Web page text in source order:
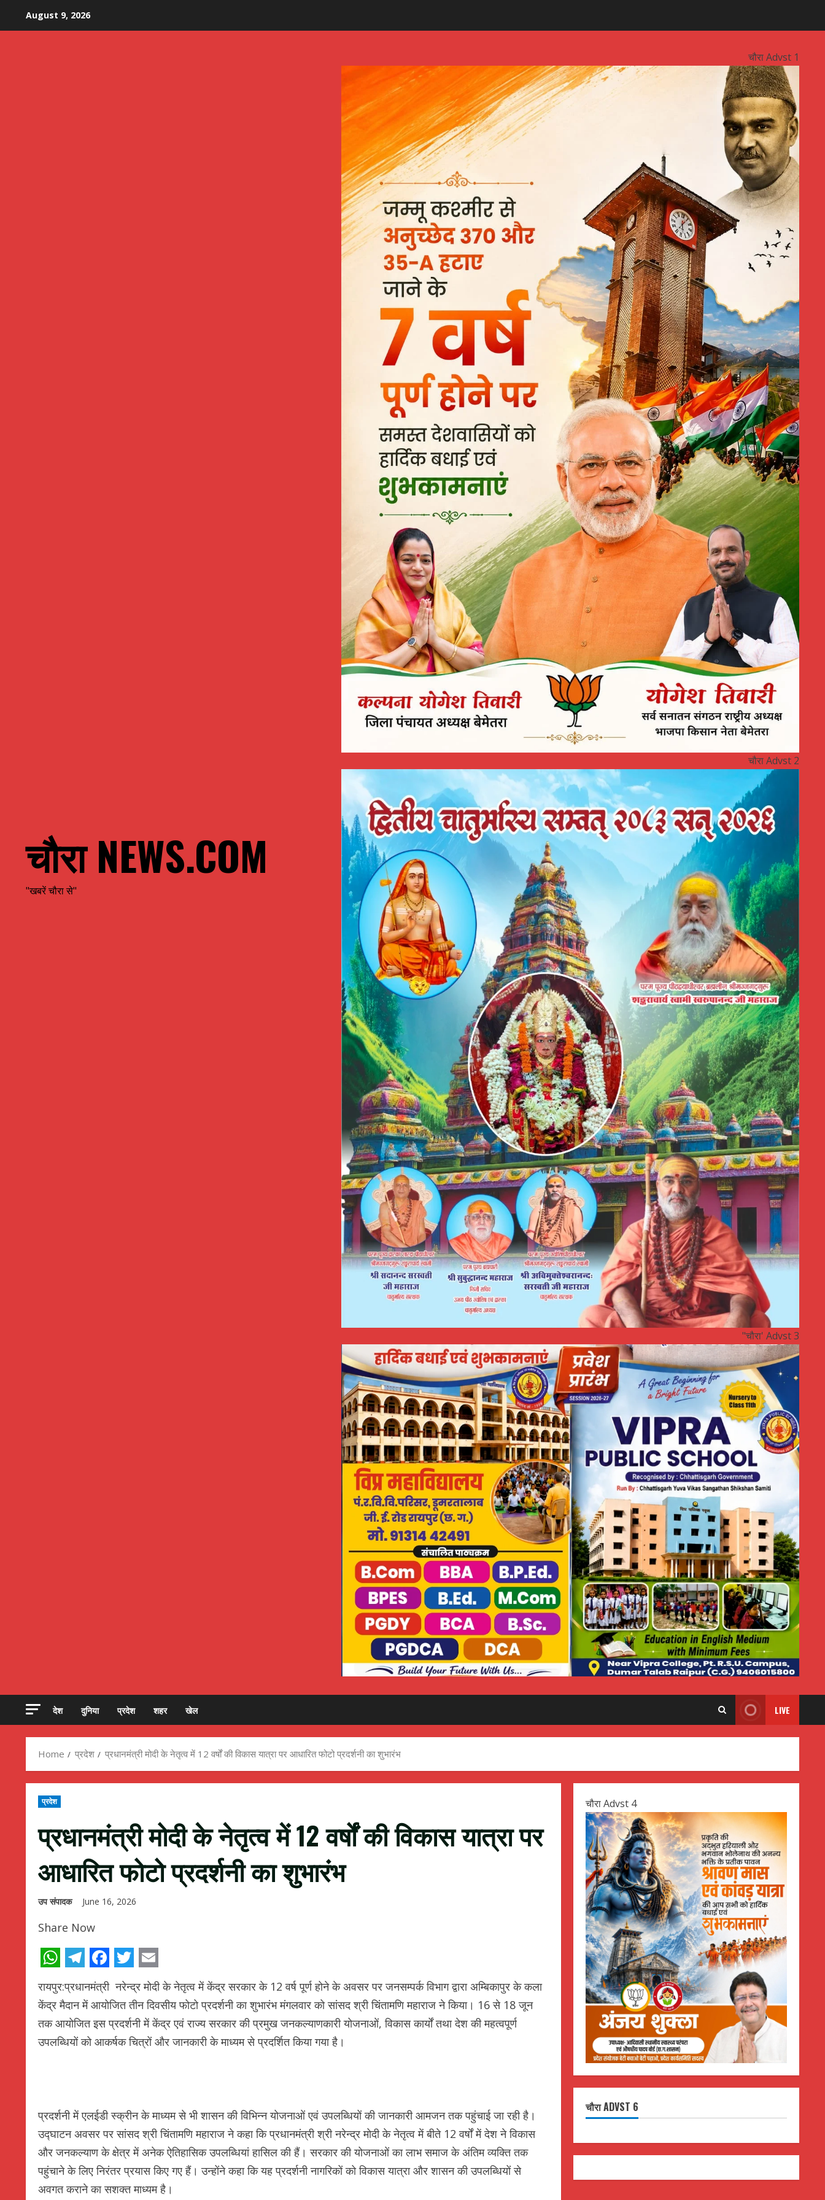
August 9, 2026
चौरा NEWS.COM
"खबरें चौरा से"
चौरा Advst 1
चौरा Advst 2
"चौरा' Advst 3
देश दुनिया प्रदेश शहर खेल LIVE
Home प्रदेश प्रधानमंत्री मोदी के नेतृत्व में 12 वर्षों की विकास यात्रा पर आधारित फोटो प्रदर्शनी का शुभारंभ
प्रदेश
प्रधानमंत्री मोदी के नेतृत्व में 12 वर्षों की विकास यात्रा पर
आधारित फोटो प्रदर्शनी का शुभारंभ
उप संपादक June 16, 2026
Share Now
WhatsApp
Telegram
Facebook
Twitter
Email
रायपुर:प्रधानमंत्री नरेन्द्र मोदी के नेतृत्व में केंद्र सरकार के 12 वर्ष पूर्ण होने के अवसर पर जनसम्पर्क विभाग द्वारा अम्बिकापुर के कला
केंद्र मैदान में आयोजित तीन दिवसीय फोटो प्रदर्शनी का शुभारंभ मंगलवार को सांसद श्री चिंतामणि महाराज ने किया। 16 से 18 जून
तक आयोजित इस प्रदर्शनी में केंद्र एवं राज्य सरकार की प्रमुख जनकल्याणकारी योजनाओं, विकास कार्यों तथा देश की महत्वपूर्ण
उपलब्धियों को आकर्षक चित्रों और जानकारी के माध्यम से प्रदर्शित किया गया है।
प्रदर्शनी में एलईडी स्क्रीन के माध्यम से भी शासन की विभिन्न योजनाओं एवं उपलब्धियों की जानकारी आमजन तक पहुंचाई जा रही है।
उद्घाटन अवसर पर सांसद श्री चिंतामणि महाराज ने कहा कि प्रधानमंत्री श्री नरेन्द्र मोदी के नेतृत्व में बीते 12 वर्षों में देश ने विकास
और जनकल्याण के क्षेत्र में अनेक ऐतिहासिक उपलब्धियां हासिल की हैं। सरकार की योजनाओं का लाभ समाज के अंतिम व्यक्ति तक
पहुंचाने के लिए निरंतर प्रयास किए गए हैं। उन्होंने कहा कि यह प्रदर्शनी नागरिकों को विकास यात्रा और शासन की उपलब्धियों से
अवगत कराने का सशक्त माध्यम है।
चौरा Advst 4
चौरा ADVST 6